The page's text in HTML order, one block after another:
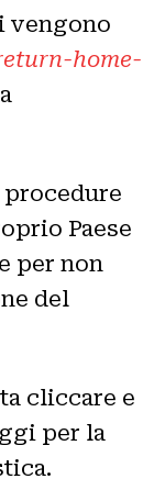
vengono
home-
Paese
per non
del
cliccare e
per la